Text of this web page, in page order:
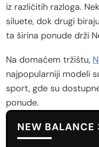
iz različitih razloga.
siluete, dok drugi
ta širina ponude drži
Na domaćem tržištu,
najpopularniji modeli
sport, gde su
ponude.
NEW BALANCE